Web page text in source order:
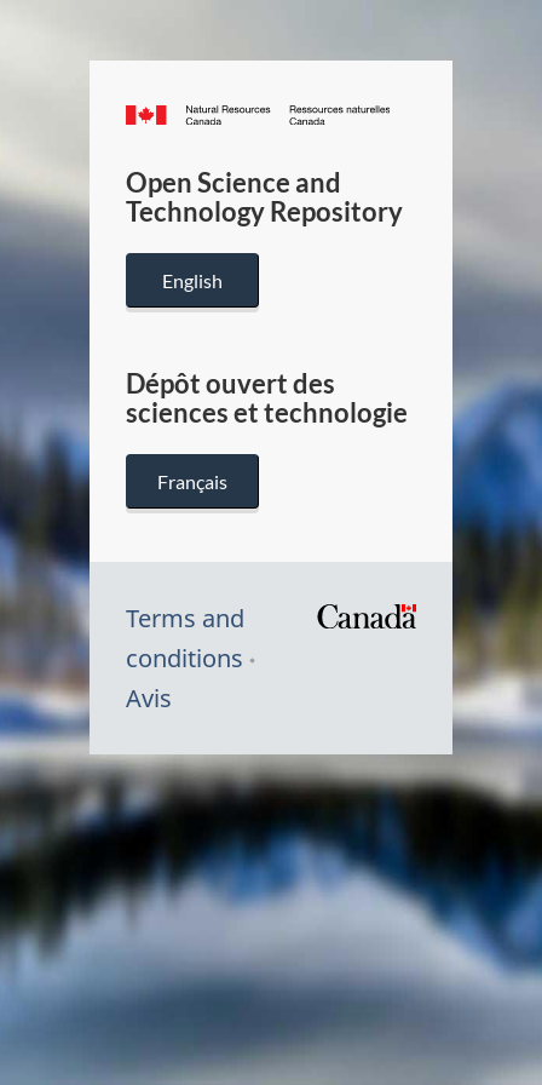
Canada.ca
/
Canada
Open Science and
Technology Repository
English
Dépôt ouvert des
sciences et technologie
Français
Terms and
conditions
Avis
Symbole
du
Canada